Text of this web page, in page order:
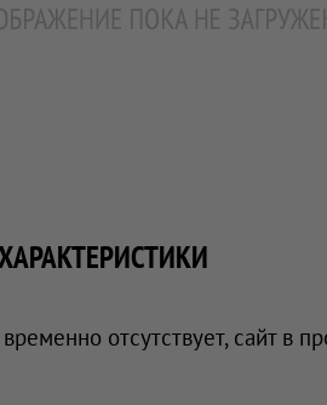
отсутствует, сайт в